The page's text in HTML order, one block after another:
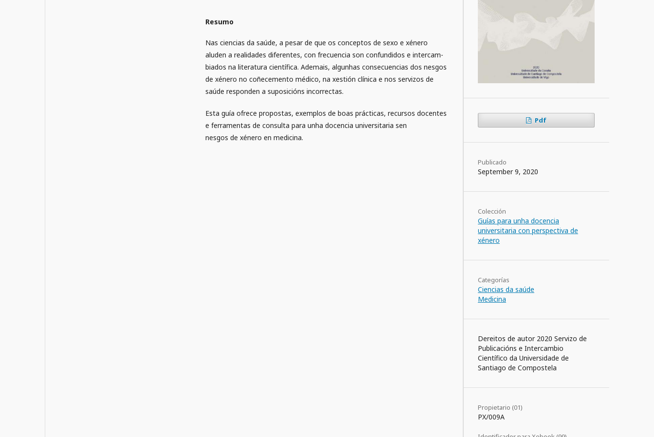
Resumo
Nas ciencias da saúde, a pesar de que os conceptos de sexo e xénero
aluden a realidades diferentes, con frecuencia son confundidos e intercam­
biados na literatura científica. Ademais, algunhas conse­cuencias dos nesgos
de xénero no coñecemento médico, na xestión clínica e nos servizos de
saúde responden a suposicións incorrectas.
Esta guía ofrece propostas, exemplos de boas prácticas, recursos docentes
e ferramentas de consulta para unha docencia universitaria sen
nesgos de xénero en medicina.
Pdf
Publicado
September 9, 2020
Colección
Guías para unha docencia
universitaria con perspectiva de
xénero
Categorías
Ciencias da saúde
Medicina
Dereitos de autor 2020 Servizo de
Publicacións e Intercambio
Científico da Universidade de
Santiago de Compostela
Propietario (01)
PX/009A